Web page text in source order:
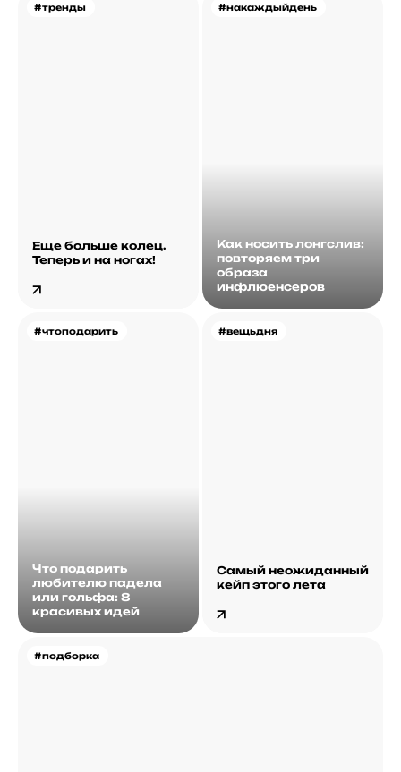
#тренды
Еще больше колец.
Теперь и на ногах!
#накаждыйдень
Как носить лонгслив:
повторяем три
образа
инфлюенсеров
#чтоподарить
Что подарить
любителю падела
или гольфа: 8
красивых идей
#подборка
#вещьдня
Самый неожиданный
кейп этого лета